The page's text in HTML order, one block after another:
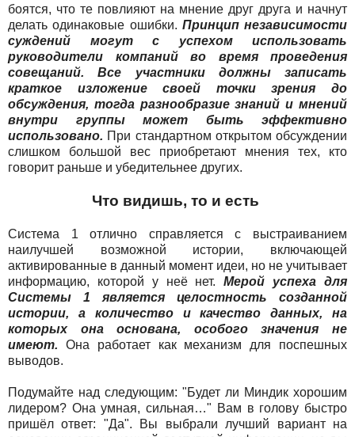
боятся, что те повлияют на мнение друг друга и начнут
делать одинаковые ошибки. Принцип независимости
суждений могут с успехом использовать
руководители компаний во время проведения
совещаний. Все участники должны записать
краткое изложение своей точки зрения до
обсуждения, тогда разнообразие знаний и мнений
внутри группы может быть эффективно
использовано. При стандартном открытом обсуждении
слишком большой вес приобретают мнения тех, кто
говорит раньше и убедительнее других.
Что видишь, то и есть
Система 1 отлично справляется с выстраиванием
наилучшей возможной истории, включающей
активированные в данный момент идеи, но не учитывает
информацию, которой у неё нет.Мерой успеха для
Системы 1 является целостность созданной
истории, а количество и качество данных, на
которых она основана, особого значения не
имеют. Она работает как механизм для поспешных
выводов.
Подумайте над следующим: "Будет ли Миндик хорошим
лидером? Она умная, сильная…" Вам в голову быстро
пришёл ответ: "Да". Вы выбрали лучший вариант на